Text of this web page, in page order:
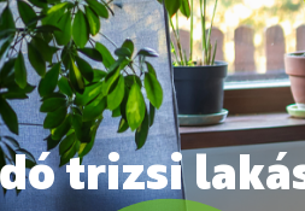
trizsi